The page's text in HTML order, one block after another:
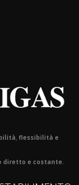
flessibilità e
diretto e costante.